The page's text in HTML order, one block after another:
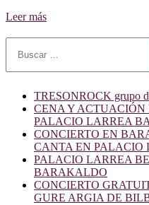
Leer másLeer
sobre
TRESONROCK
rock
potente
e
intenso
TRESONROCK grupo
CENA Y
PALACIO LARREA
CONCIERTO EN
CANTA EN PALACIO
PALACIO LARREA
BARAKALDO
CONCIERTO
GURE ARGIA DE